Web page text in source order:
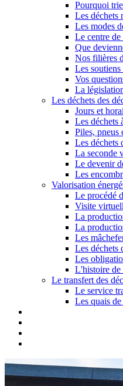
Pourquoi
Les déchets
Les modes
Le centre de
Que
Nos filières
Les
Vos
La
Les déchets des
Jours et
Les déchets
Piles, pneus
Les déchets
La seconde
Le devenir
Les
Valorisation
Le procédé
Visite
La
La
Les
Les déchets
Les
L'histoire
Le transfert des
Le service
Les quais